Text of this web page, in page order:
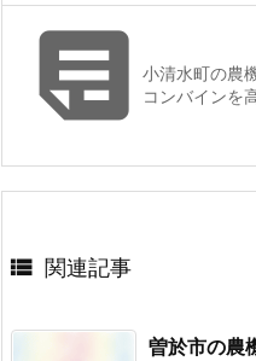
小清水町の農
コンバインを
 関連記事
曽於市の農